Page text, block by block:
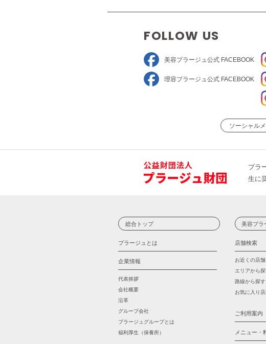
FOLLOW US
美容プラージュ 公式 FACEBOOK
理容プラージュ 公式 FACEBOOK
ソーシャル
プラ
生に
総合トップ
プラージュとは
企業情報
代表挨拶
会社概要
沿革
グループ会社
プラージュグループとは
福利厚生（保養所）
美容プラ
店舗検索
お近くの店舗
エリアから
路線から探す
お気に入り
ご利用案内
メニュー・